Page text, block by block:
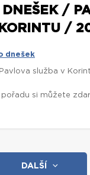
DNEŠEK /
/
dnešek
služba v
si můžete
DALŠÍ